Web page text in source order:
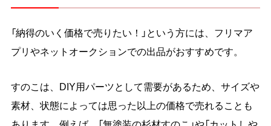
「納得のいく価格で売りたい！」という方には、フリマア
プリやネットオークションでの出品がおすすめです。
すのこは、DIY用パーツとして需要があるため、サイズや
素材、状態によっては思った以上の価格で売れることも